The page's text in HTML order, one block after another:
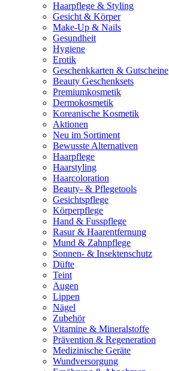
Haarpflege & Styling
Gesicht & Körper
Make-Up & Nails
Gesundheit
Hygiene
Erotik
Geschenkkarten & Gutscheine
Beauty Geschenksets
Premiumkosmetik
Dermokosmetik
Koreanische Kosmetik
Aktionen
Neu im Sortiment
Bewusste Alternativen
Haarpflege
Haarstyling
Haarcoloration
Beauty- & Pflegetools
Gesichtspflege
Körperpflege
Hand & Fusspflege
Rasur & Haarentfernung
Mund & Zahnpflege
Sonnen- & Insektenschutz
Düfte
Teint
Augen
Lippen
Nägel
Zubehör
Vitamine & Mineralstoffe
Prävention & Regeneration
Medizinische Geräte
Wundversorgung